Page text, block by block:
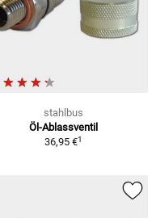
stahlbus
Öl-Ablassventil
36,95 €1